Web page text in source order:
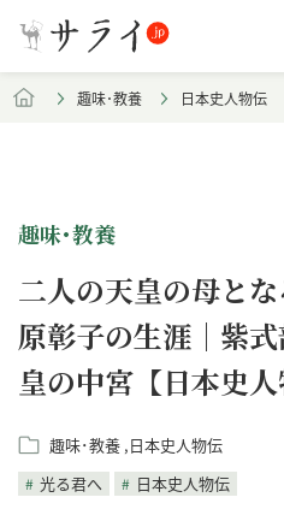
趣味･教養 日本史人物伝
趣味･教養
二人の天皇の母と
原彰子の生涯｜紫
皇の中宮【日本史人
趣味･教養 日本史人物伝
光る君へ
日本史人物伝